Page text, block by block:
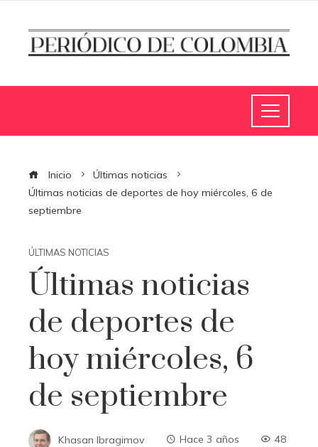
Inicio
Últimas noticias
Últimas noticias de deportes de hoy miércoles, 6 de
septiembre
ÚLTIMAS NOTICIAS
Últimas noticias
de deportes de
hoy miércoles, 6
de septiembre
Khasan Ibragimov Hace 3 años 48